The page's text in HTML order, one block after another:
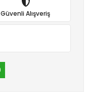
Güvenli Alışveriş